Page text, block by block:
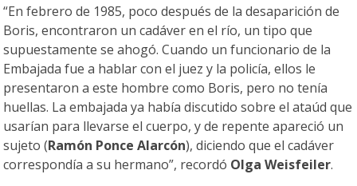
“En febrero de 1985, poco después de la desaparición de
Boris, encontraron un cadáver en el río, un tipo que
supuestamente se ahogó. Cuando un funcionario de la
Embajada fue a hablar con el juez y la policía, ellos le
presentaron a este hombre como Boris, pero no tenía
huellas. La embajada ya había discutido sobre el ataúd que
usarían para llevarse el cuerpo, y de repente apareció un
sujeto (Ramón Ponce Alarcón), diciendo que el cadáver
correspondía a su hermano”, recordó Olga Weisfeiler.